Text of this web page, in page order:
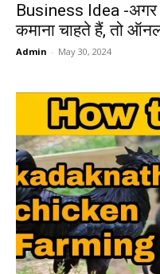
Business Idea -अगर
कमाना चाहते हैं, तो
Admin - May 30, 2024